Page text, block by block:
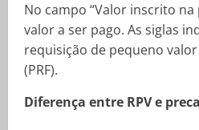
No campo “Valor inscrito
valor a ser pago. As siglas
requisição de pequeno
(PRF).
Diferença entre RPV e